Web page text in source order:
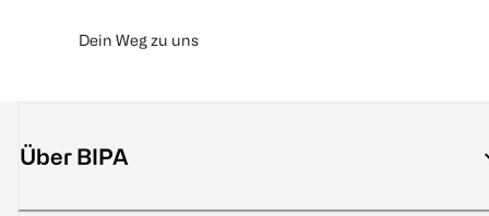
Dein Weg zu uns
Über BIPA